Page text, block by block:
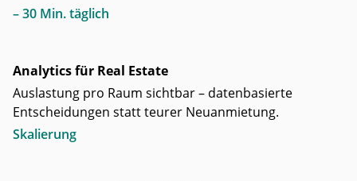
– 30 Min. täglich
Analytics für Real Estate
Auslastung pro Raum sichtbar – datenbasierte
Entscheidungen statt teurer Neuanmietung.
Skalierung